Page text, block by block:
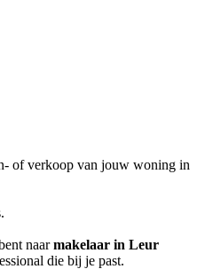
of verkoop van jouw woning in
naarmakelaar in Leur
die bij je past.